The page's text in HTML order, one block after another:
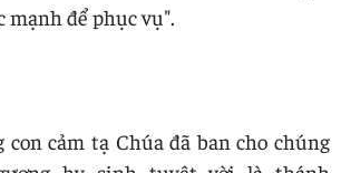
mạnh để phục vụ".
con cảm tạ Chúa đã ban cho chúng